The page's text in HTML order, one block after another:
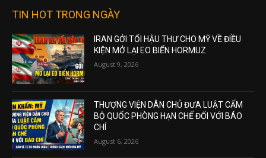
TIN HOT TRONG NGÀY
IRAN GỞI TỐI HẬU THƯ CHO MỸ VỀ ĐIỀU
KIỆN MỞ LẠI EO BIỂN HORMUZ
August 9, 2026
THƯỢNG VIỆN DÂN CHỦ ĐƯA LUẬT CẤM
BỘ QUỐC PHÒNG HẠN CHẾ ĐỐI VỚI BÁO
CHÍ
August 6, 2026